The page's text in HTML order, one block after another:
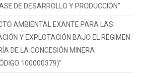
DE DESARROLLO Y PRODUCCIÓN”
AMBIENTAL EXANTE PARA LAS
Y EXPLOTACIÓN BAJO EL RÉGIMEN
DE LA CONCESIÓN MINERA
100000379)”